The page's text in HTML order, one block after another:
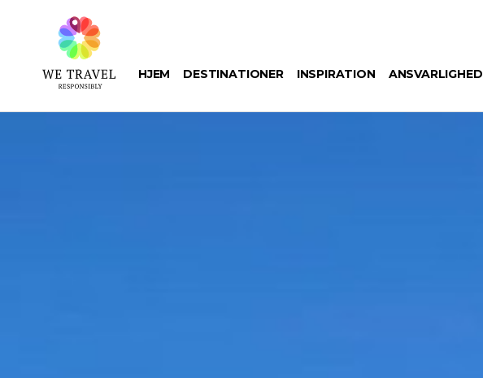
hovedindhold
HJEM DESTINATIONER INSPIRATION ANSVARLIGHED